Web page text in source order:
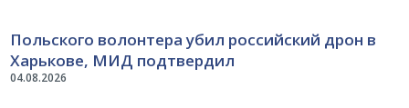
04.08.2026
Польского волонтера убил российский дрон в
Харькове, МИД подтвердил